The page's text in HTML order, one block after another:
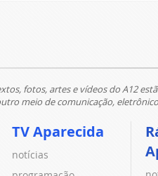
fotos, artes e vídeos do A12
meio de comunicação,
TV Aparecida
notícias